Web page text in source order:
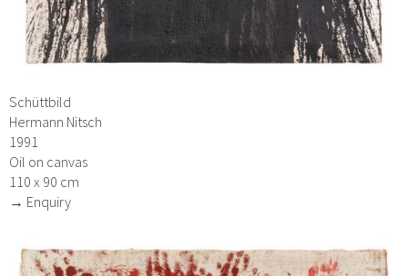
Schüttbild
Hermann Nitsch
1991
Oil on canvas
110 x 90 cm
→ Enquiry